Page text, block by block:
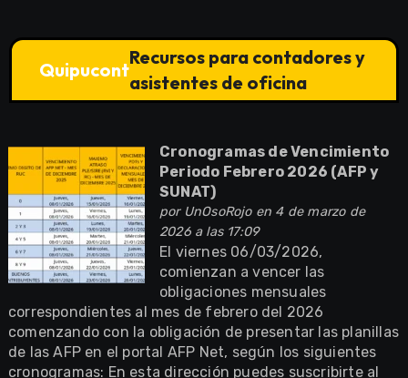
Quipucont
Recursos para contadores y
asistentes de oficina
Cronogramas de Vencimiento
Periodo Febrero 2026 (AFP y
SUNAT)
por UnOsoRojoen 4 de marzo de
2026 a las 17:09
El viernes 06/03/2026,
comienzan a vencer las
obligaciones mensuales
correspondientes al mes de febrero del 2026
comenzando con la obligación de presentar las planillas
de las AFP en el portal AFP Net, según los siguientes
cronogramas: En esta dirección puedes suscribirte al